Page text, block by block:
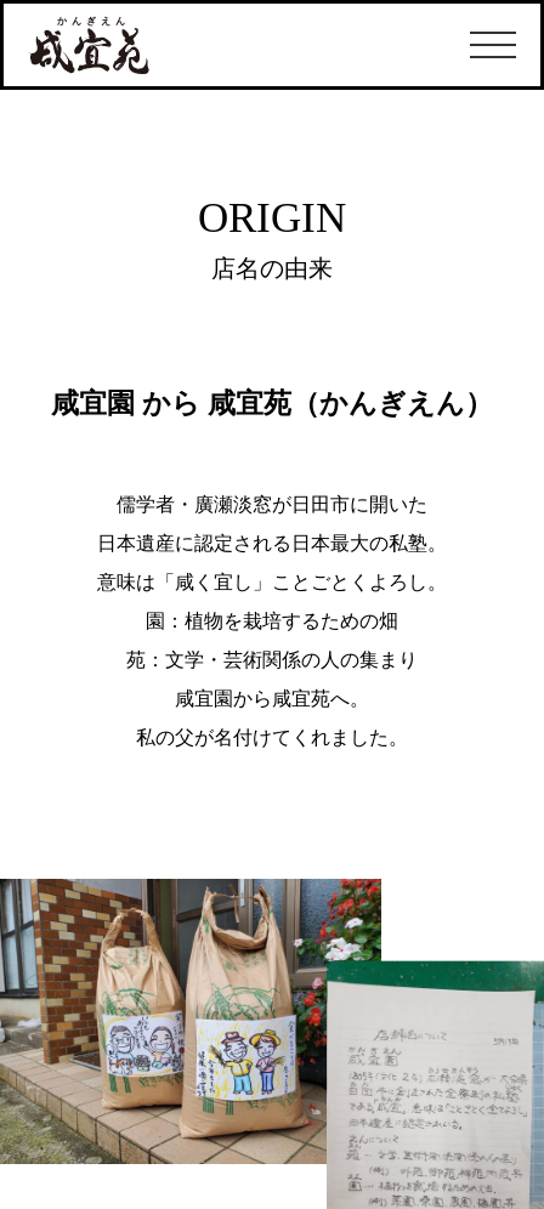
ORIGIN
店名の由来
咸宜園 から 咸宜苑（かんぎえん）
儒学者・廣瀬淡窓が日田市に開いた
日本遺産に認定される日本最大の私塾。
意味は「咸く宜し」ことごとくよろし。
園：植物を栽培するための畑
苑：文学・芸術関係の人の集まり
咸宜園から咸宜苑へ。
私の父が名付けてくれました。